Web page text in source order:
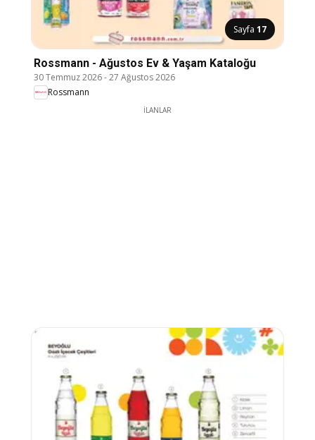
Sayfa 17
Rossmann - Ağustos Ev & Yaşam Kataloğu
30 Temmuz 2026-27 Ağustos 2026
Rossmann
İLANLAR